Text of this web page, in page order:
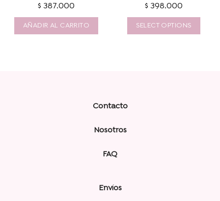
$ 387.000
AÑADIR AL CARRITO
$ 398.000
SELECT OPTIONS
Contacto
Nosotros
FAQ
Envíos